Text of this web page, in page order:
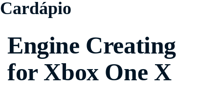
Cardápio
Engine Creating
for Xbox One X